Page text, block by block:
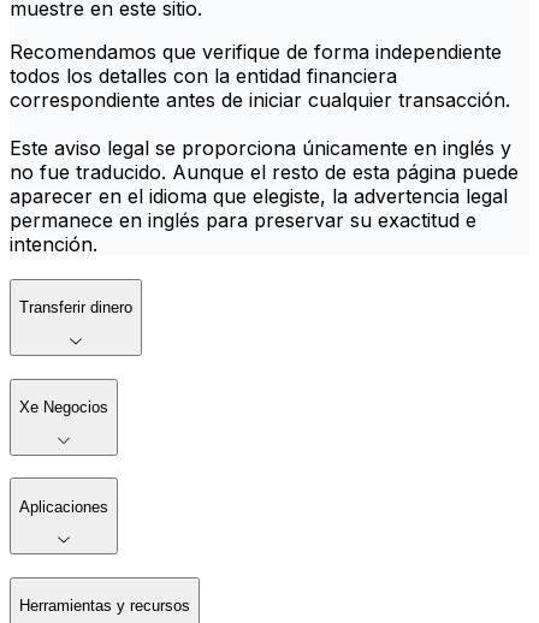
muestre en este sitio.
Recomendamos que verifique de forma independiente
todos los detalles con la entidad financiera
correspondiente antes de iniciar cualquier transacción.
Este aviso legal se proporciona únicamente en inglés y
no fue traducido. Aunque el resto de esta página puede
aparecer en el idioma que elegiste, la advertencia legal
permanece en inglés para preservar su exactitud e
intención.
Transferir dinero
Xe Negocios
Aplicaciones
Herramientas y recursos